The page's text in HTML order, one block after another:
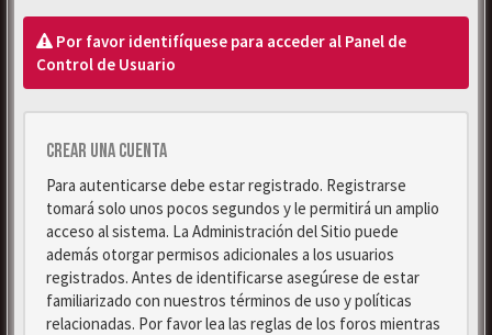
Por favor identifíquese para acceder al Panel de
Control de Usuario
Crear una cuenta
Para autenticarse debe estar registrado. Registrarse
tomará solo unos pocos segundos y le permitirá un amplio
acceso al sistema. La Administración del Sitio puede
además otorgar permisos adicionales a los usuarios
registrados. Antes de identificarse asegúrese de estar
familiarizado con nuestros términos de uso y políticas
relacionadas. Por favor lea las reglas de los foros mientras